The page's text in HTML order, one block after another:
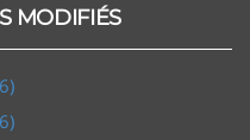
MODIFIÉS